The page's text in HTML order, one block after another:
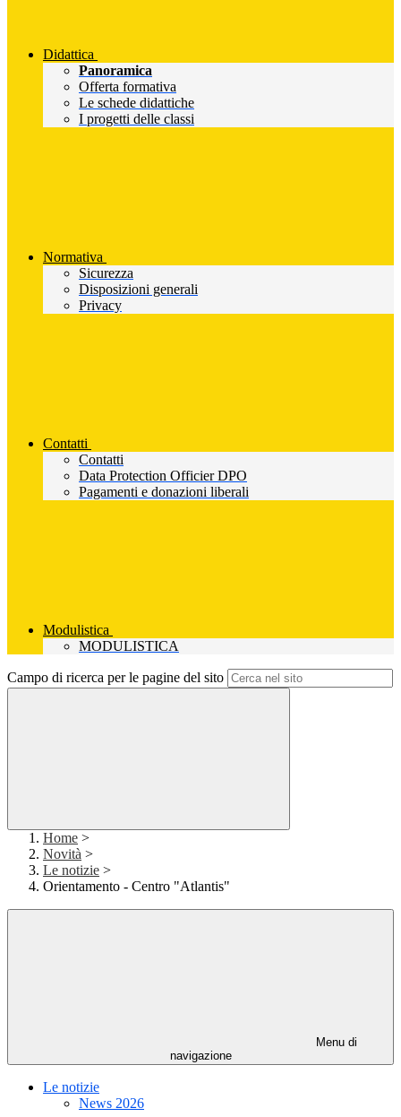
Didattica
Panoramica
Offerta formativa
Le schede didattiche
I progetti delle classi
Normativa
Sicurezza
Disposizioni generali
Privacy
Contatti
Contatti
Data Protection Officier DPO
Pagamenti e donazioni liberali
Modulistica
MODULISTICA
Campo di ricerca per le pagine del sito
Home >
Novità >
Le notizie >
Orientamento - Centro "Atlantis"
Menu di
navigazione
Le notizie
News 2026